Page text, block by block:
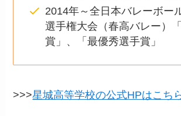
2014年～全日本バレーボー
選手権大会（春高バレー）
賞」、「最優秀選手賞」
>>>星城高等学校の公式HPはこち